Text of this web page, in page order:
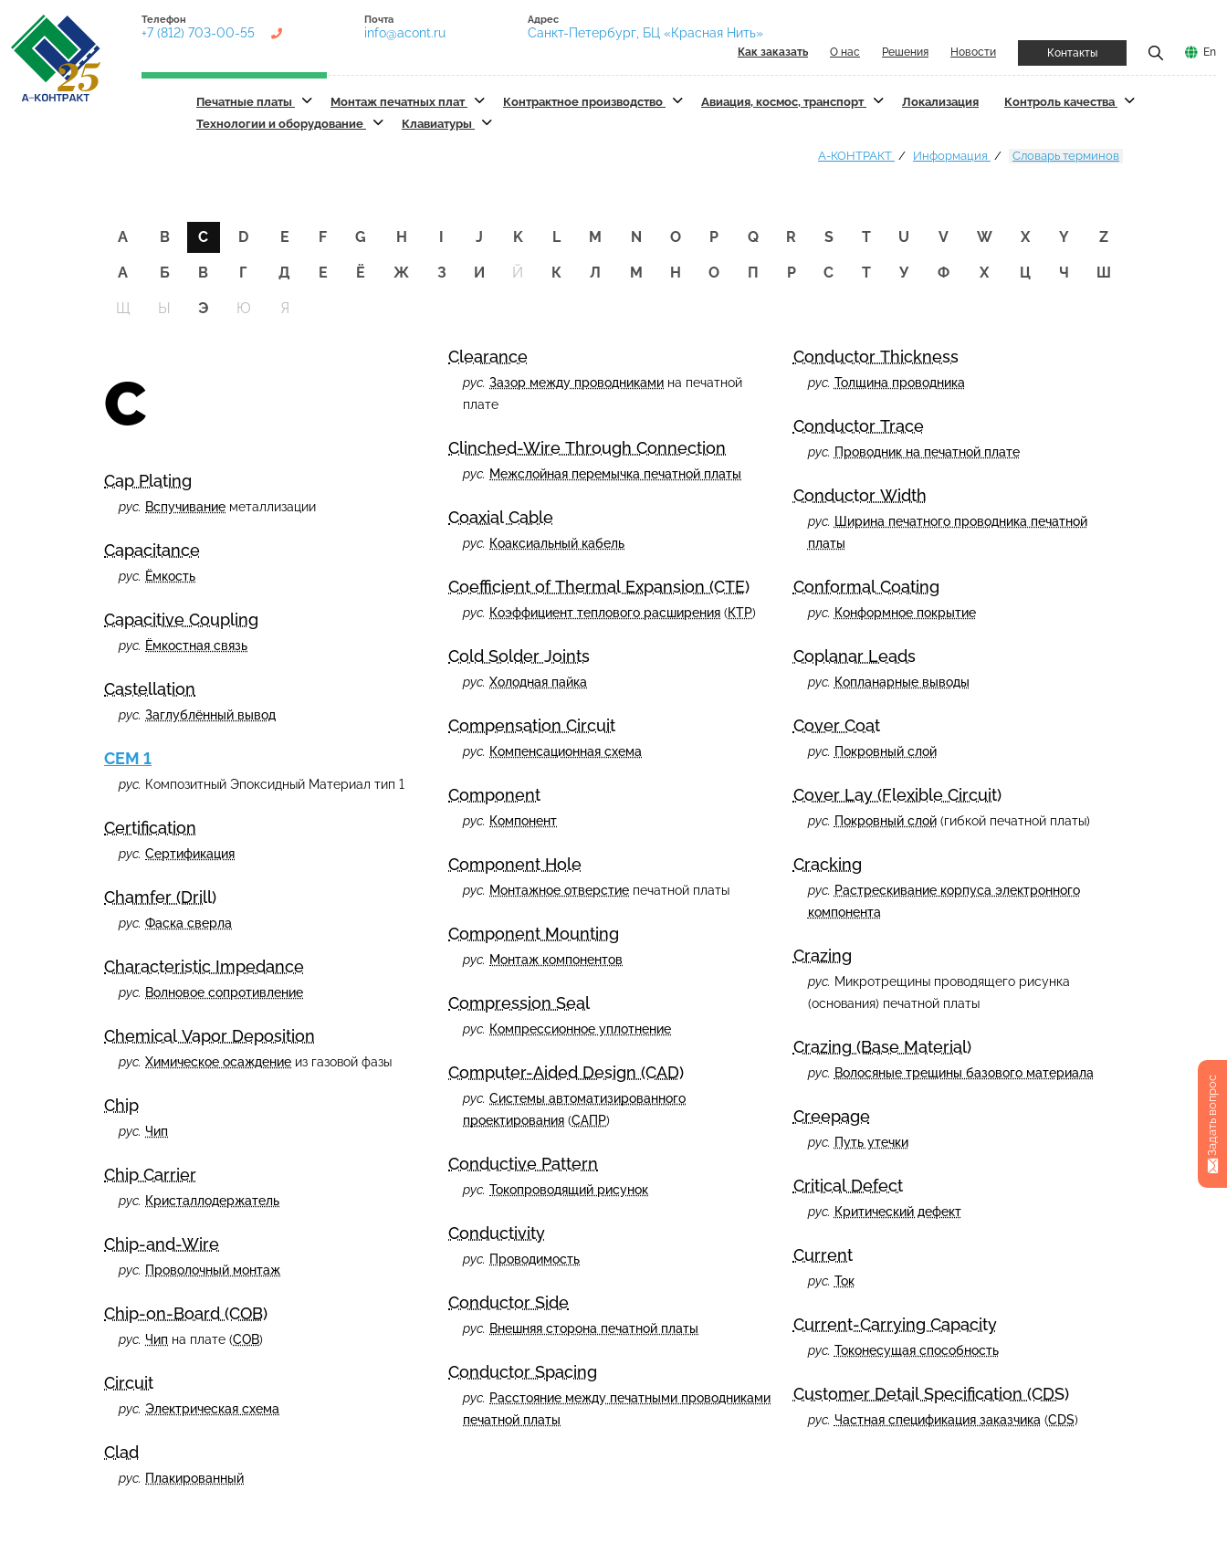
Телефон
+7 (812) 703-00-55
Почта
info@acont.ru
Адрес
Санкт-Петербург, БЦ «Красная Нить»
Как заказать О нас Решения Новости Контакты En
Печатные платы Монтаж печатных плат Контрактное производство Авиация, космос, транспорт Локализация
Контроль качества
Технологии и оборудование
Клавиатуры
А-КОНТРАКТ Информация Словарь терминов
A B C D E F G H I J K L M N O P Q R S T U V W X Y Z
А Б В Г Д Е Ё Ж З И Й К Л М Н О П Р С Т У Ф Х Ц Ч Ш
Щ Ы Э Ю Я
C
Cap Plating
рус. Вспучивание металлизации
Capacitance
рус. Ёмкость
Capacitive Coupling
рус. Ёмкостная связь
Castellation
рус. Заглублённый вывод
CEM 1
рус. Композитный Эпоксидный Материал тип 1
Certification
рус. Сертификация
Chamfer (Drill)
рус. Фаска сверла
Characteristic Impedance
рус. Волновое сопротивление
Chemical Vapor Deposition
рус. Химическое осаждение из газовой фазы
Chip
рус. Чип
Chip Carrier
рус. Кристаллодержатель
Chip-and-Wire
рус. Проволочный монтаж
Chip-on-Board (COB)
рус. Чип на плате (COB)
Circuit
рус. Электрическая схема
Clad
рус. Плакированный
Clearance
рус. Зазор между проводниками на печатной
плате
Clinched-Wire Through Connection
рус. Межслойная перемычка печатной платы
Coaxial Cable
рус. Коаксиальный кабель
Coefficient of Thermal Expansion (CTE)
рус. Коэффициент теплового расширения (КТР)
Cold Solder Joints
рус. Холодная пайка
Compensation Circuit
рус. Компенсационная схема
Component
рус. Компонент
Component Hole
рус. Монтажное отверстие печатной платы
Component Mounting
рус. Монтаж компонентов
Compression Seal
рус. Компрессионное уплотнение
Computer-Aided Design (CAD)
рус. Системы автоматизированного
проектирования (САПР)
Conductive Pattern
рус. Токопроводящий рисунок
Conductivity
рус. Проводимость
Conductor Side
рус. Внешняя сторона печатной платы
Conductor Spacing
рус. Расстояние между печатными проводниками
печатной платы
Conductor Thickness
рус. Толщина проводника
Conductor Trace
рус. Проводник на печатной плате
Conductor Width
рус. Ширина печатного проводника печатной
платы
Conformal Coating
рус. Конформное покрытие
Coplanar Leads
рус. Копланарные выводы
Cover Coat
рус. Покровный слой
Cover Lay (Flexible Circuit)
рус. Покровный слой(гибкой печатной платы)
Cracking
рус. Растрескивание корпуса электронного
компонента
Crazing
рус. Микротрещины проводящего рисунка
(основания) печатной платы
Crazing (Base Material)
рус. Волосяные трещины базового материала
Creepage
рус. Путь утечки
Critical Defect
рус. Критический дефект
Current
рус. Ток
Current-Carrying Capacity
рус. Токонесущая способность
Customer Detail Specification (CDS)
рус. Частная спецификация заказчика (CDS)
Задать вопрос